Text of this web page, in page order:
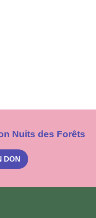
Nuits des Forêts
DON